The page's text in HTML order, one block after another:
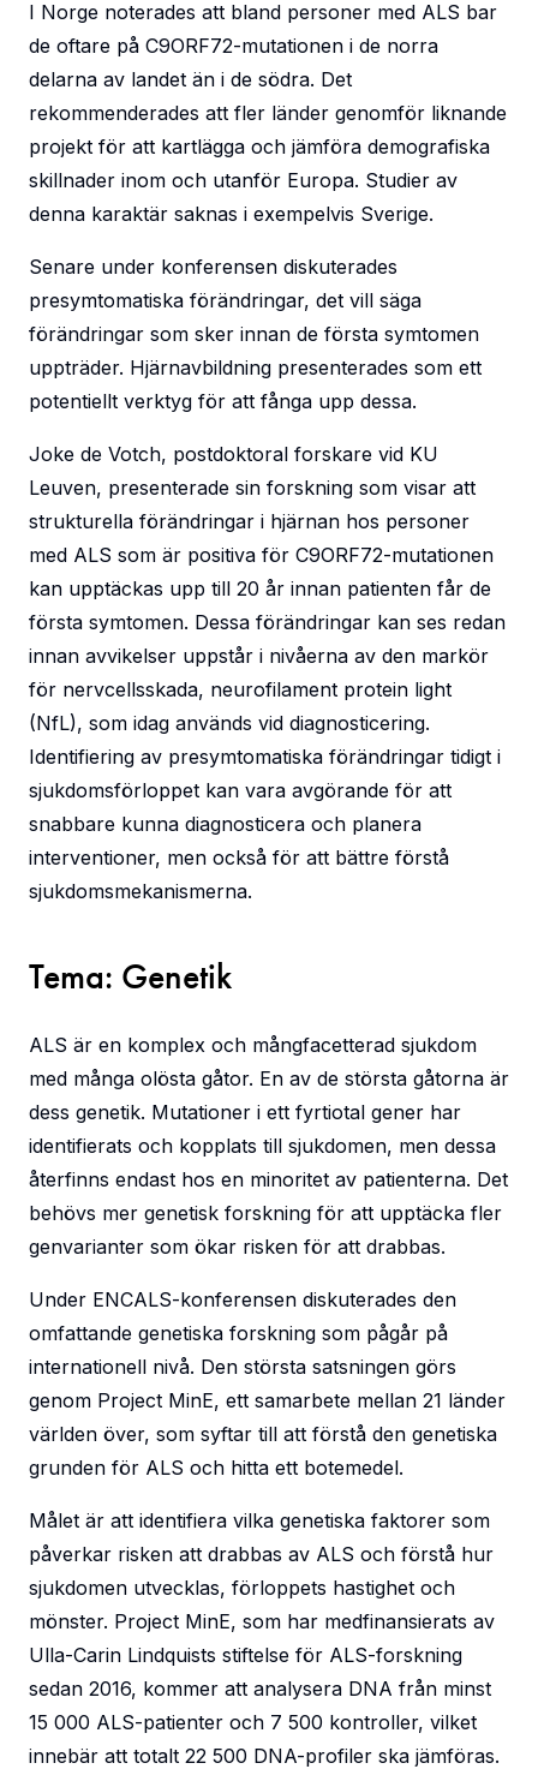
I Norge noterades att bland personer med ALS bar
de oftare på C9ORF72-mutationen i de norra
delarna av landet än i de södra. Det
rekommenderades att fler länder genomför liknande
projekt för att kartlägga och jämföra demografiska
skillnader inom och utanför Europa. Studier av
denna karaktär saknas i exempelvis Sverige.
Senare under konferensen diskuterades
presymtomatiska förändringar, det vill säga
förändringar som sker innan de första symtomen
uppträder. Hjärnavbildning presenterades som ett
potentiellt verktyg för att fånga upp dessa.
Joke de Votch, postdoktoral forskare vid KU
Leuven, presenterade sin forskning som visar att
strukturella förändringar i hjärnan hos personer
med ALS som är positiva för C9ORF72-mutationen
kan upptäckas upp till 20 år innan patienten får de
första symtomen. Dessa förändringar kan ses redan
innan avvikelser uppstår i nivåerna av den markör
för nervcellsskada, neurofilament protein light
(NfL), som idag används vid diagnosticering.
Identifiering av presymtomatiska förändringar tidigt i
sjukdomsförloppet kan vara avgörande för att
snabbare kunna diagnosticera och planera
interventioner, men också för att bättre förstå
sjukdomsmekanismerna.
Tema: Genetik
ALS är en komplex och mångfacetterad sjukdom
med många olösta gåtor. En av de största gåtorna är
dess genetik. Mutationer i ett fyrtiotal gener har
identifierats och kopplats till sjukdomen, men dessa
återfinns endast hos en minoritet av patienterna. Det
behövs mer genetisk forskning för att upptäcka fler
genvarianter som ökar risken för att drabbas.
Under ENCALS-konferensen diskuterades den
omfattande genetiska forskning som pågår på
internationell nivå. Den största satsningen görs
genom Project MinE, ett samarbete mellan 21 länder
världen över, som syftar till att förstå den genetiska
grunden för ALS och hitta ett botemedel.
Målet är att identifiera vilka genetiska faktorer som
påverkar risken att drabbas av ALS och förstå hur
sjukdomen utvecklas, förloppets hastighet och
mönster. Project MinE, som har medfinansierats av
Ulla-Carin Lindquists stiftelse för ALS-forskning
sedan 2016, kommer att analysera DNA från minst
15 000 ALS-patienter och 7 500 kontroller, vilket
innebär att totalt 22 500 DNA-profiler ska jämföras.